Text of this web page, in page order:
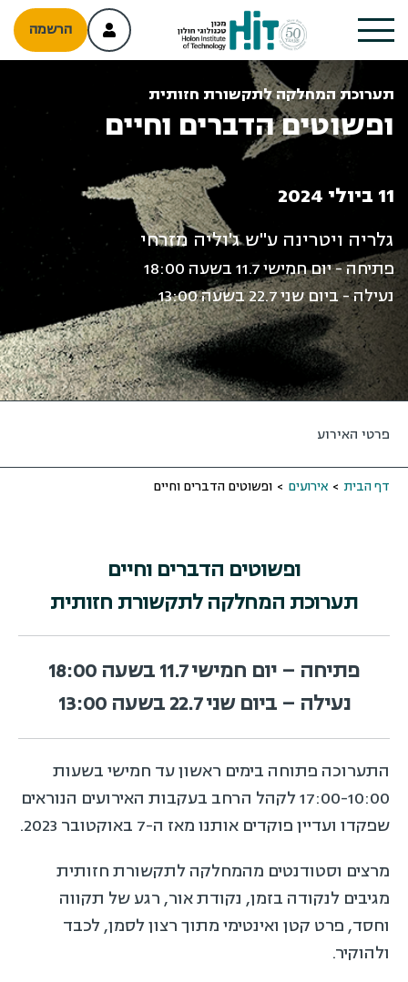
הרשמה
תערוכת המחלקה לתקשורת חזותית
ופשוטים הדברים וחיים
11 ביולי 2024
גלריה ויטרינה ע"ש ג'וליה מזרחי
פתיחה - יום חמישי 11.7 בשעה 18:00
נעילה - ביום שני 22.7 בשעה 13:00
פרטי האירוע
דף הבית > אירועים > ופשוטים הדברים וחיים
ופשוטים הדברים וחיים
תערוכת המחלקה לתקשורת חזותית
פתיחה – יום חמישי 11.7 בשעה 18:00
נעילה – ביום שני 22.7 בשעה 13:00
התערוכה פתוחה בימים ראשון עד חמישי בשעות
17:00-10:00 לקהל הרחב בעקבות האירועים הנוראים
שפקדו ועדיין פוקדים אותנו מאז ה-7 באוקטובר 2023.
מרצים וסטודנטים מהמחלקה לתקשורת חזותית
מגיבים לנקודה בזמן, נקודת אור, רגע של תקווה
וחסד, פרט קטן ואינטימי מתוך רצון לסמן, לכבד
ולהוקיר.